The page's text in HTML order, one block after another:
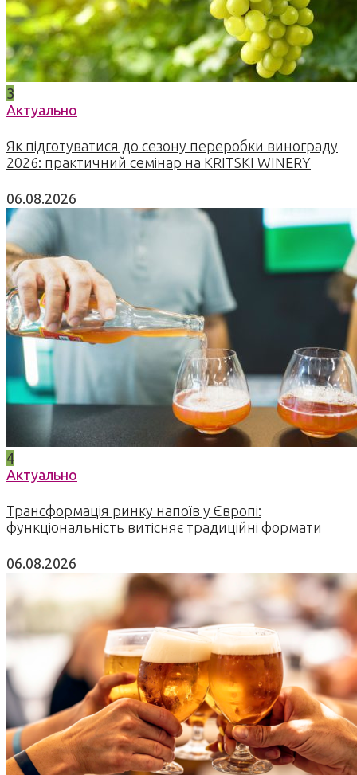
3
Актуально
Як підготуватися до сезону переробки винограду
2026: практичний семінар на KRITSKI WINERY
06.08.2026
4
Актуально
Трансформація ринку напоїв у Європі:
функціональність витісняє традиційні формати
06.08.2026